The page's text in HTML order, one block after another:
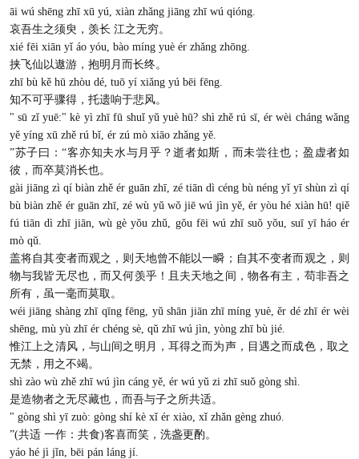
āi wú shēng zhī xū yú, xiàn zhǎng jiāng zhī wú qióng.
哀吾生之须臾，羡长 江之无穷。
xié fēi xiān yǐ áo yóu, bào míng yuè ér zhǎng zhōng.
挟飞仙以遨游，抱明月而长终。
zhī bù kě hū zhòu dé, tuō yí xiǎng yú bēi fēng.
知不可乎骤得，托遗响于悲风。
" sū zǐ yuē:" kè yì zhī fū shuǐ yǔ yuè hū? shì zhě rú sī, ér wèi cháng wǎng
yě yíng xū zhě rú bǐ, ér zú mò xiāo zhǎng yě.
”苏子曰：“客亦知夫水与月乎？逝者如斯，而未尝往也；盈虚者如
彼，而卒莫消长也。
gài jiāng zì qí biàn zhě ér guān zhī, zé tiān dì céng bù néng yǐ yī shùn zì qí
bù biàn zhě ér guān zhī, zé wù yǔ wǒ jiē wú jìn yě, ér yòu hé xiàn hū! qiě
fú tiān dì zhī jiān, wù gè yǒu zhǔ, gǒu fēi wú zhī suǒ yǒu, suī yī háo ér
mò qǔ.
盖将自其变者而观之，则天地曾不能以一瞬；自其不变者而观之，则
物与我皆无尽也，而又何羡乎！且夫天地之间，物各有主，苟非吾之
所有，虽一毫而莫取。
wéi jiāng shàng zhī qīng fēng, yǔ shān jiān zhī míng yuè, ěr dé zhī ér wèi
shēng, mù yù zhī ér chéng sè, qǔ zhī wú jìn, yòng zhī bù jié.
惟江上之清风，与山间之明月，耳得之而为声，目遇之而成色，取之
无禁，用之不竭。
shì zào wù zhě zhī wú jìn cáng yě, ér wú yǔ zi zhī suǒ gòng shì.
是造物者之无尽藏也，而吾与子之所共适。
" gòng shì yī zuò: gòng shí kè xǐ ér xiào, xǐ zhǎn gèng zhuó.
”(共适 一作：共食)客喜而笑，洗盏更酌。
yáo hé jì jǐn, bēi pán láng jí.